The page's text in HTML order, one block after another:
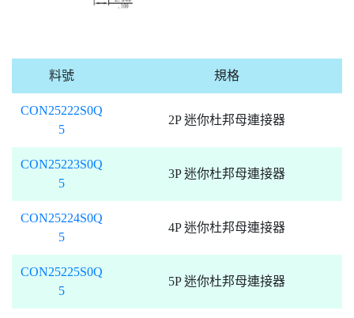
料號 規格
CON25222S0Q
5
2P 迷你杜邦母連接器
CON25223S0Q
5
3P 迷你杜邦母連接器
CON25224S0Q
5
4P 迷你杜邦母連接器
CON25225S0Q
5
5P 迷你杜邦母連接器